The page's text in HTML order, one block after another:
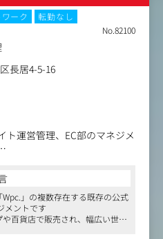
向け業務のサポート
る品質担保と、業務効率化に
ーク
転勤なし
No.82100
長居4-5-16
ト運営管理、EC部のマネジメ
・検証を役割として担ってい
加しているため、まずは自社
ント、ゆくゆくはＥＣ運営チ
トもお任せしたいと考えてお
」の複数存在する既存の公式
メントです
百貨店で販売され、幅広い世代